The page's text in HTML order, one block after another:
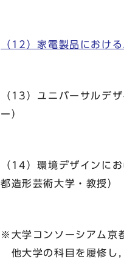
（12）家電製品におけ
（13）ユニバーサルデ
ー）
（14）環境デザインに
都造形芸術大学・教授）
※大学コンソーシアム京
他大学の科目を履修し